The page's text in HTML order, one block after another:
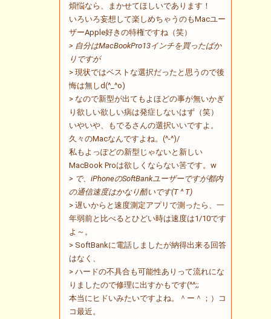
煩悩なら、まかせてほしいであります！
いろいろ妄想して楽しめちゃうのもMacユー
ザーApple好きの特権ですね（笑）
> 自分はMacBookPro13インチを買ったばか
りですが
> 現状ではベストな選択だったと思うので後
悔は無しd(^_^o)
> なので新型が出てもよほどの事が無いかぎ
り欲しい欲しい病は発症しないはず（笑）
いやいや、もでるさんの選択いいですよ。
久々のMacなんですよね。(^-^)/
私もよっぽどの新型じゃないと新しい
MacBook Proは欲しくならない筈です。w
> で、iPhoneのSoftBankユーザーですが都内
の通信速度はかなり酷いです(T ^ T)
> 遅いからと速度測定アプリで測ったら、一
年弱前と比べるとひどい時は速度は1/10です
よ～。
> SoftBankに電話しましたが納得出来る回答
はなく、
> ハードの不具合も可能性ありって流れにな
りましたので修理に出すかもです(^^;;
本当にヒドいみたいですよね。＾ー＾；）コ
コ最近。